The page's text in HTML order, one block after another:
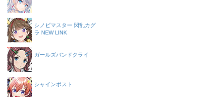
シノビマスター 閃乱カグ
ラ NEW LINK
ガールズバンドクライ
シャインポスト